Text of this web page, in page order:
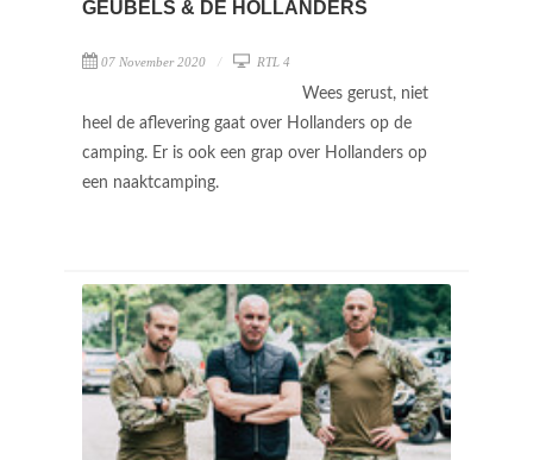
GEUBELS & DE HOLLANDERS
07 November 2020 RTL 4
Wees gerust, niet
heel de aflevering gaat over Hollanders op de
camping. Er is ook een grap over Hollanders op
een naaktcamping.